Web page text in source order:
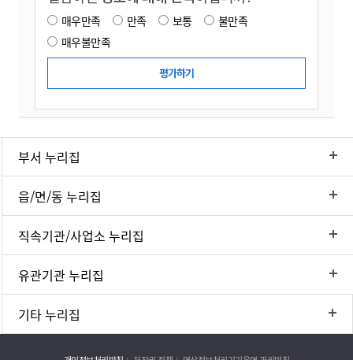
매우만족 만족 보통
불만족
매우불만족
부서 누리집
읍/면/동 누리집
직속기관/사업소 누리집
유관기관 누리집
기타 누리집